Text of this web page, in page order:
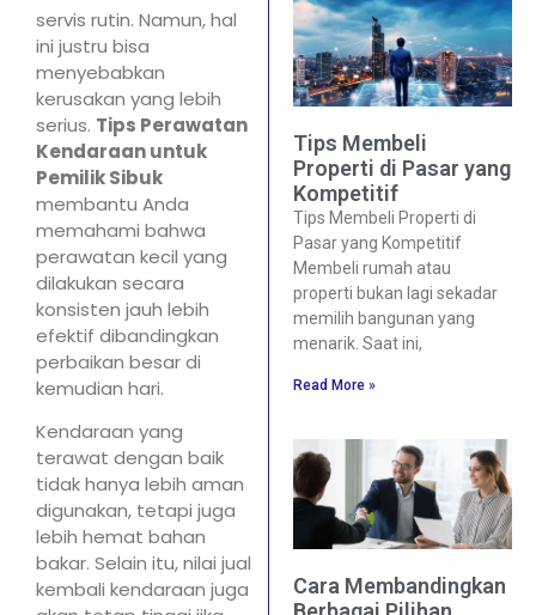
servis rutin. Namun, hal
ini justru bisa
menyebabkan
kerusakan yang lebih
serius. Tips Perawatan
Kendaraan untuk
Pemilik Sibuk
membantu Anda
memahami bahwa
perawatan kecil yang
dilakukan secara
konsisten jauh lebih
efektif dibandingkan
perbaikan besar di
kemudian hari.
Kendaraan yang
terawat dengan baik
tidak hanya lebih aman
digunakan, tetapi juga
lebih hemat bahan
bakar. Selain itu, nilai jual
kembali kendaraan juga
Tips Membeli
Properti di Pasar yang
Kompetitif
Tips Membeli Properti di
Pasar yang Kompetitif
Membeli rumah atau
properti bukan lagi sekadar
memilih bangunan yang
menarik. Saat ini,
Read More »
Cara Membandingkan